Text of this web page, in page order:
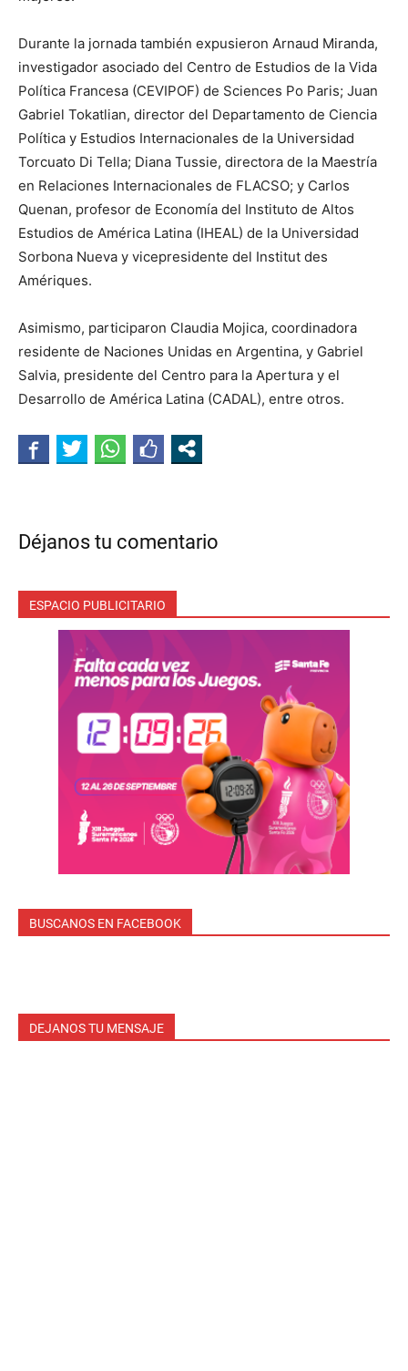
Durante la jornada también expusieron Arnaud Miranda,
investigador asociado del Centro de Estudios de la Vida
Política Francesa (CEVIPOF) de Sciences Po Paris; Juan
Gabriel Tokatlian, director del Departamento de Ciencia
Política y Estudios Internacionales de la Universidad
Torcuato Di Tella; Diana Tussie, directora de la Maestría
en Relaciones Internacionales de FLACSO; y Carlos
Quenan, profesor de Economía del Instituto de Altos
Estudios de América Latina (IHEAL) de la Universidad
Sorbona Nueva y vicepresidente del Institut des
Amériques.
Asimismo, participaron Claudia Mojica, coordinadora
residente de Naciones Unidas en Argentina, y Gabriel
Salvia, presidente del Centro para la Apertura y el
Desarrollo de América Latina (CADAL), entre otros.
Déjanos tu comentario
ESPACIO PUBLICITARIO
BUSCANOS EN FACEBOOK
DEJANOS TU MENSAJE